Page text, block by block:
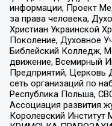
информации, Проект
за права человека,
Христиан Украинской
Поколение, Духовное
Библейский Колледж,
движение, Всемирный
Предприятий, Церковь
сеть организаций по
Республика Польша,
Ассоциация развития
Королевский